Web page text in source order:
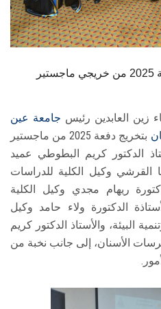
الموظفون
الزائـرون
كلية الأسنان تحتفل بتخريج دفعة 2025 من خريجي ماجستير
زين العابدين رئيس جامعة عين
بتخريج دفعة 2025 من ماجستير
الدكتور كريم البطوطي عميد
القرشي وكيل الكلية للدراسات
ريهام مجدي وكيل الكلية
الدكتورة ولاء حامد وكيل
البيئة، والأستاذ الدكتور كريم
الأسنان، إلى جانب نخبة من